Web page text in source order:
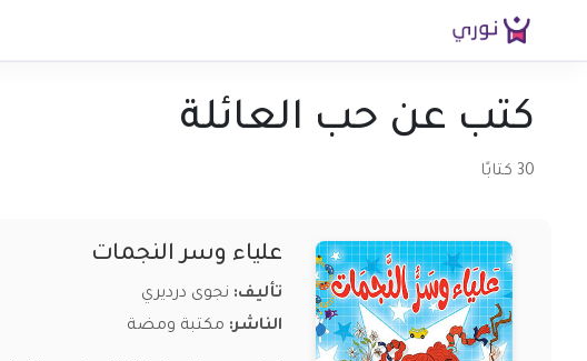
كتب عن حب العائلة
30 كتابًا
علياء وسر النجمات
تأليف: نجوى درديري
الناشر: مكتبة ومضة